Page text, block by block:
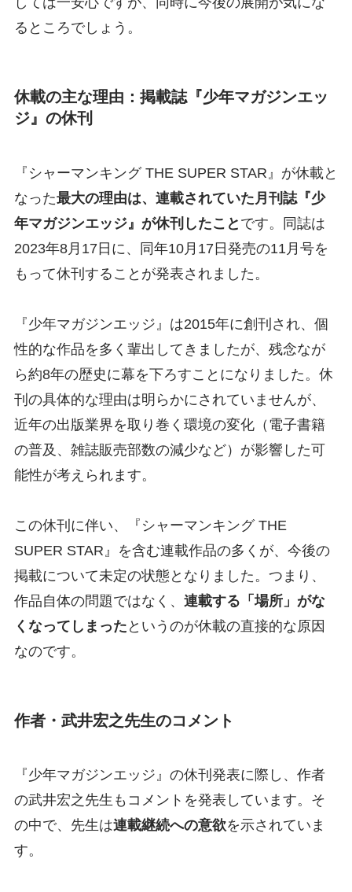
るところでしょう。
休載の主な理由：掲載誌『少年マガジンエッ
ジ』の休刊
『シャーマンキング THE SUPER STAR』が休載と
なった最大の理由は、連載されていた月刊誌『少
年マガジンエッジ』が休刊したこと です。同誌は
2023年8月17日に、同年10月17日発売の11月号を
もって休刊することが発表されました。
『少年マガジンエッジ』は2015年に創刊され、個
性的な作品を多く輩出してきましたが、残念なが
ら約8年の歴史に幕を下ろすことになりました。休
刊の具体的な理由は明らかにされていませんが、
近年の出版業界を取り巻く環境の変化（電子書籍
の普及、雑誌販売部数の減少など）が影響した可
能性が考えられます。
この休刊に伴い、『シャーマンキング THE
SUPER STAR』を含む連載作品の多くが、今後の
掲載について未定の状態となりました。つまり、
作品自体の問題ではなく、 連載する「場所」がな
くなってしまった というのが休載の直接的な原因
なのです。
作者・武井宏之先生のコメント
『少年マガジンエッジ』の休刊発表に際し、作者
の武井宏之先生もコメントを発表しています。そ
の中で、先生は連載継続への意欲を示されていま
す。